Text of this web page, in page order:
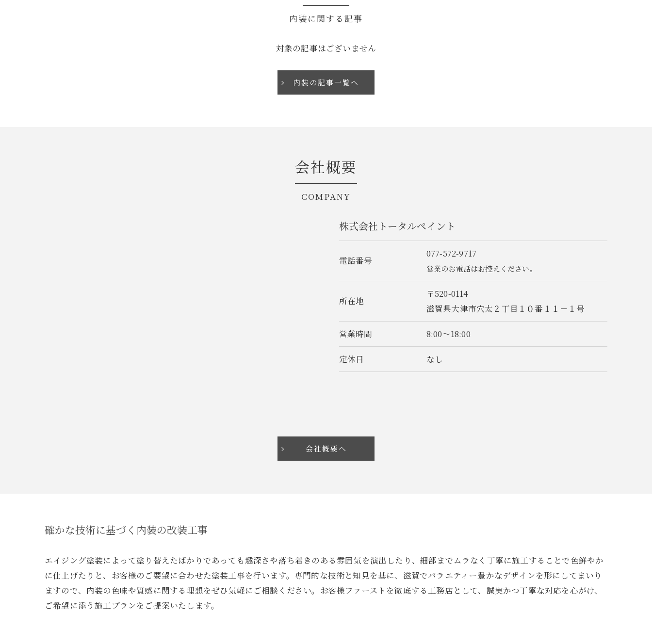
内装に関する記事
対象の記事はございません
内装の記事一覧へ
会社概要
COMPANY
株式会社トータルペイント
電話番号
077-572-9717
営業のお電話はお控えください。
所在地
〒520-0114
滋賀県大津市穴太２丁目１０番１１－１号
営業時間 8:00～18:00
定休日 なし
会社概要へ
確かな技術に基づく内装の改装工事
エイジング塗装によって塗り替えたばかりであっても趣深さや落ち着きのある雰囲気を演出したり、細部までムラなく丁寧に施工することで色鮮やか
に仕上げたりと、お客様のご要望に合わせた塗装工事を行います。専門的な技術と知見を基に、滋賀でバラエティー豊かなデザインを形にしてまいり
ますので、内装の色味や質感に関する理想をぜひ気軽にご相談ください。お客様ファーストを徹底する工務店として、誠実かつ丁寧な対応を心がけ、
ご希望に添う施工プランをご提案いたします。